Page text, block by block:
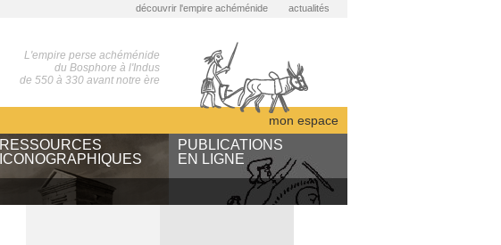
découvrir l'empire achéménide actualités
L'empire perse achéménide
du Bosphore à l'Indus
de 550 à 330 avant notre ère
mon espace
RESSOURCES
ICONOGRAPHIQUES
voyageurs
PUBLICATIONS
EN LIGNE